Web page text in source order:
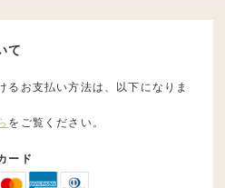
て
るお支払い方法は、以下になりま
をご覧ください。
ード